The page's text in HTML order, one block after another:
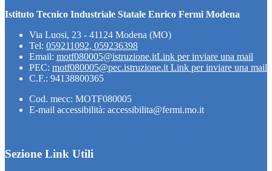
Istituto Tecnico Industriale Statale Enrico Fermi Modena
Via Luosi, 23 - 41124 Modena (MO)
Tel: 059211092, 059236398
Email: motf080005@istruzione.itLink per inviare una mail
PEC: motf080005@pec.istruzione.it Link per inviare una mail
C.F.: 94138800365
Cod. mecc: MOTF080005
E-mail accessibilità: accessibilita@fermi.mo.it
Sezione Link Utili